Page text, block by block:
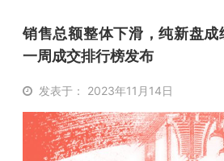
销售总额整体下滑，纯新盘
一周成交排行榜发布
发表于： 2023年11月14日